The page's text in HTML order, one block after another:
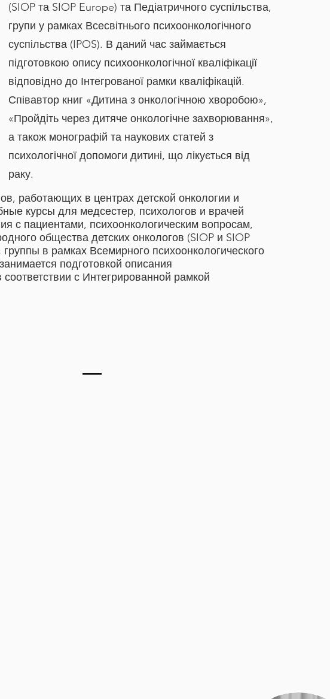
(SIOP та SIOP Europe) та Педіатричного суспільства,
групи у рамках Всесвітнього психоонкологічного
суспільства (IPOS). В даний час займається
підготовкою опису психоонкологічної кваліфікації
відповідно до Інтегрованої рамки кваліфікацій.
Співавтор книг «Дитина з онкологічною хворобою»,
«Пройдіть через дитяче онкологічне захворювання»,
а також монографій та наукових статей з
психологічної допомоги дитині, що лікується від
раку.
работающих в центрах детской онкологии и
курсы для медсестер, психологов и врачей
с пациентами, психоонкологическим вопросам,
общества детских онкологов (SIOP и SIOP
в рамках Всемирного психоонкологического
подготовкой описания
с Интегрированной рамкой